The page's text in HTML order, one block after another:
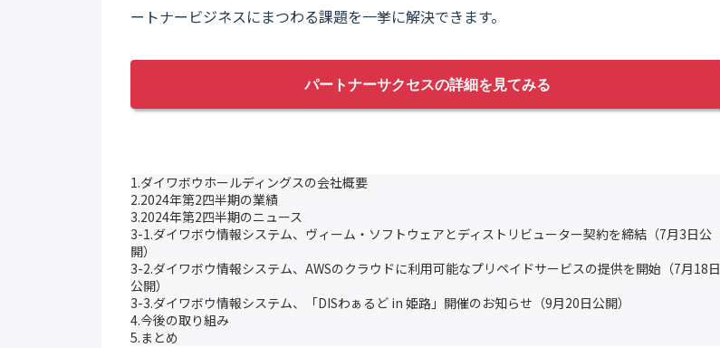
ートナービジネスにまつわる課題を一挙に解決できます。
パートナーサクセスの詳細を見てみる
1.ダイワボウホールディングスの会社概要
2.2024年第2四半期の業績
3.2024年第2四半期のニュース
3-1.ダイワボウ情報システム、ヴィーム・ソフトウェアとディストリビューター契約を締結（7月3日公
開）
3-2.ダイワボウ情報システム、AWSのクラウドに利用可能なプリペイドサービスの提供を開始（7月18日
公開）
3-3.ダイワボウ情報システム、「DISわぁるど in 姫路」開催のお知らせ（9月20日公開）
4.今後の取り組み
5.まとめ